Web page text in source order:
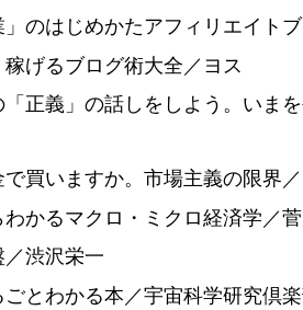
のはじめかたアフィリエイト
げるブログ術大全／ヨス
正義」の話しをしよう。いま
買いますか。市場主義の限界
かるマクロ・ミクロ経済学／
渋沢栄一
とわかる本／宇宙科学研究倶